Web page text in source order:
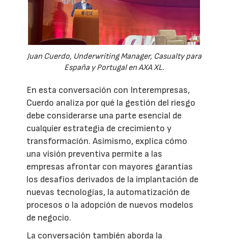
Juan Cuerdo, Underwriting Manager, Casualty para
España y Portugal en AXA XL.
En esta conversación con Interempresas,
Cuerdo analiza por qué la gestión del riesgo
debe considerarse una parte esencial de
cualquier estrategia de crecimiento y
transformación. Asimismo, explica cómo
una visión preventiva permite a las
empresas afrontar con mayores garantías
los desafíos derivados de la implantación de
nuevas tecnologías, la automatización de
procesos o la adopción de nuevos modelos
de negocio.
La conversación también aborda la